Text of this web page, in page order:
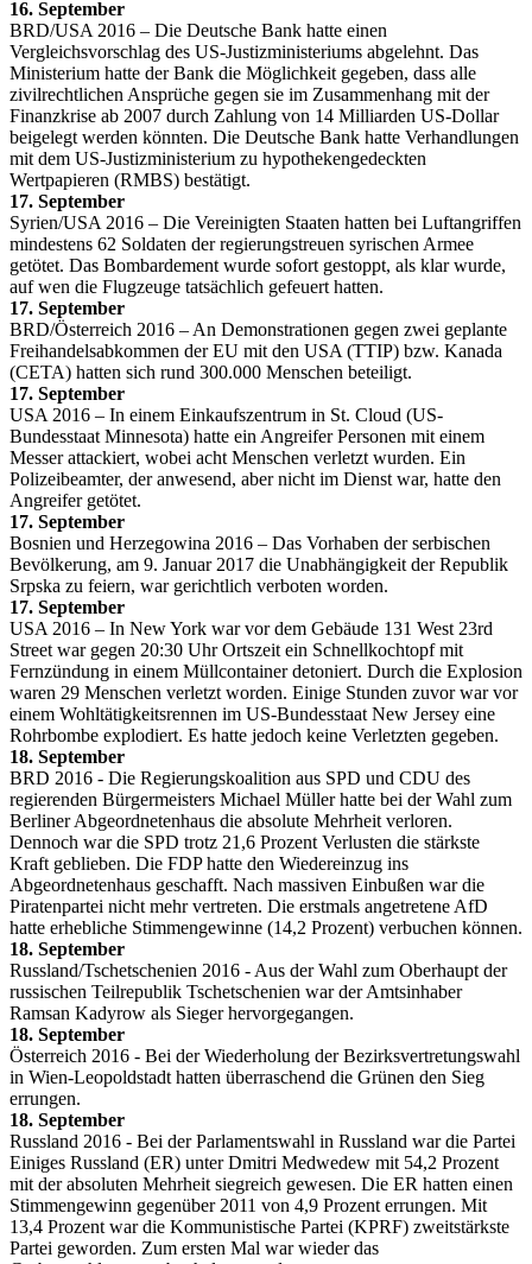
16. September
BRD/USA 2016 – Die Deutsche Bank hatte einen
Vergleichsvorschlag des US-Justizministeriums abgelehnt. Das
Ministerium hatte der Bank die Möglichkeit gegeben, dass alle
zivilrechtlichen Ansprüche gegen sie im Zusammenhang mit der
Finanzkrise ab 2007 durch Zahlung von 14 Milliarden US-Dollar
beigelegt werden könnten. Die Deutsche Bank hatte Verhandlungen
mit dem US-Justizministerium zu hypothekengedeckten
Wertpapieren (RMBS) bestätigt.
17. September
Syrien/USA 2016 – Die Vereinigten Staaten hatten bei Luftangriffen
mindestens 62 Soldaten der regierungstreuen syrischen Armee
getötet. Das Bombardement wurde sofort gestoppt, als klar wurde,
auf wen die Flugzeuge tatsächlich gefeuert hatten.
17. September
BRD/Österreich 2016 – An Demonstrationen gegen zwei geplante
Freihandelsabkommen der EU mit den USA (TTIP) bzw. Kanada
(CETA) hatten sich rund 300.000 Menschen beteiligt.
17. September
USA 2016 – In einem Einkaufszentrum in St. Cloud (US-
Bundesstaat Minnesota) hatte ein Angreifer Personen mit einem
Messer attackiert, wobei acht Menschen verletzt wurden. Ein
Polizeibeamter, der anwesend, aber nicht im Dienst war, hatte den
Angreifer getötet.
17. September
Bosnien und Herzegowina 2016 – Das Vorhaben der serbischen
Bevölkerung, am 9. Januar 2017 die Unabhängigkeit der Republik
Srpska zu feiern, war gerichtlich verboten worden.
17. September
USA 2016 – In New York war vor dem Gebäude 131 West 23rd
Street war gegen 20:30 Uhr Ortszeit ein Schnellkochtopf mit
Fernzündung in einem Müllcontainer detoniert. Durch die Explosion
waren 29 Menschen verletzt worden. Einige Stunden zuvor war vor
einem Wohltätigkeitsrennen im US-Bundesstaat New Jersey eine
Rohrbombe explodiert. Es hatte jedoch keine Verletzten gegeben.
18. September
BRD 2016 - Die Regierungskoalition aus SPD und CDU des
regierenden Bürgermeisters Michael Müller hatte bei der Wahl zum
Berliner Abgeordnetenhaus die absolute Mehrheit verloren.
Dennoch war die SPD trotz 21,6 Prozent Verlusten die stärkste
Kraft geblieben. Die FDP hatte den Wiedereinzug ins
Abgeordnetenhaus geschafft. Nach massiven Einbußen war die
Piratenpartei nicht mehr vertreten. Die erstmals angetretene AfD
hatte erhebliche Stimmengewinne (14,2 Prozent) verbuchen können.
18. September
Russland/Tschetschenien 2016 - Aus der Wahl zum Oberhaupt der
russischen Teilrepublik Tschetschenien war der Amtsinhaber
Ramsan Kadyrow als Sieger hervorgegangen.
18. September
Österreich 2016 - Bei der Wiederholung der Bezirksvertretungswahl
in Wien-Leopoldstadt hatten überraschend die Grünen den Sieg
errungen.
18. September
Russland 2016 - Bei der Parlamentswahl in Russland war die Partei
Einiges Russland (ER) unter Dmitri Medwedew mit 54,2 Prozent
mit der absoluten Mehrheit siegreich gewesen. Die ER hatten einen
Stimmengewinn gegenüber 2011 von 4,9 Prozent errungen. Mit
13,4 Prozent war die Kommunistische Partei (KPRF) zweitstärkste
Partei geworden. Zum ersten Mal war wieder das